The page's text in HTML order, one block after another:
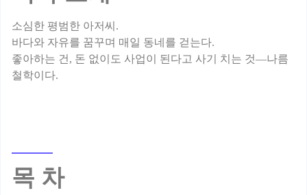
소심한 평범한 아저씨.
바다와 자유를 꿈꾸며 매일 동네를 걷는다.
좋아하는 건, 돈 없이도 사업이 된다고 사기 치는 것—나름
목 차